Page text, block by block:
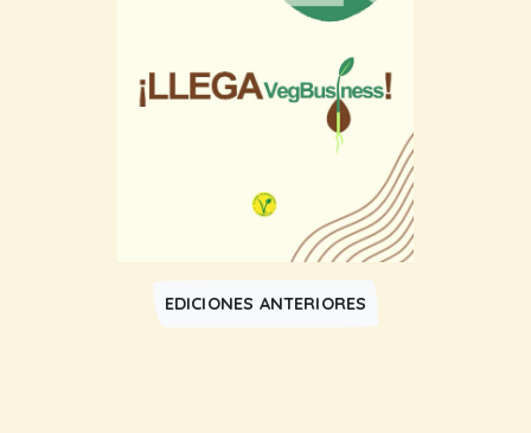
EDICIONES ANTERIORES